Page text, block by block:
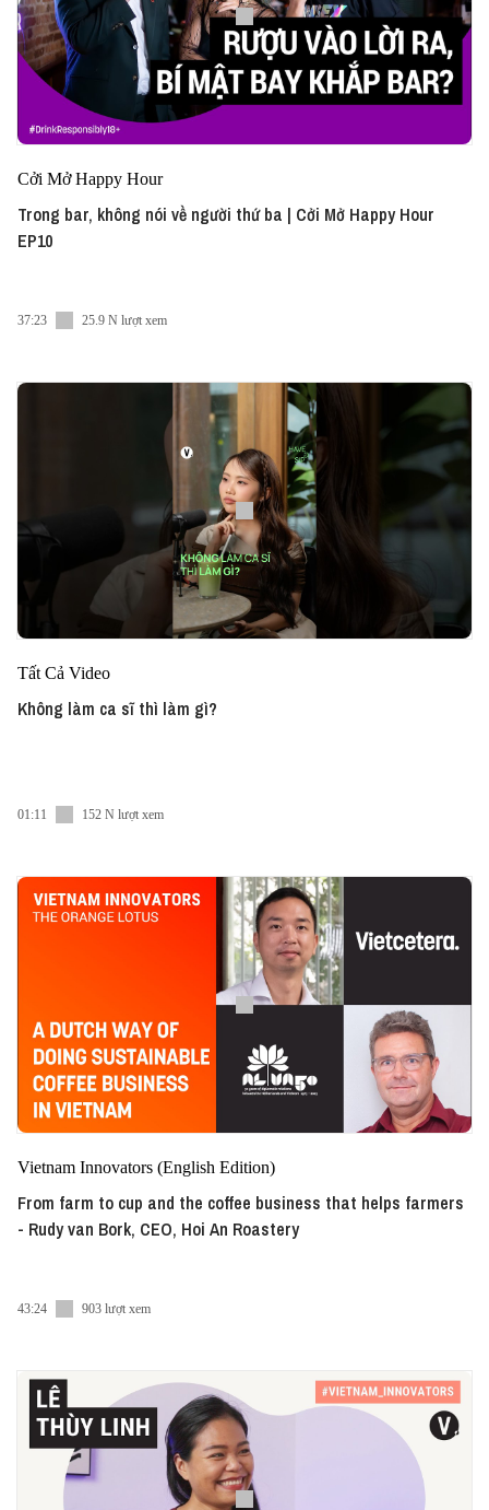
Cởi Mở Happy Hour
Trong bar, không nói về người thứ ba | Cởi Mở Happy Hour
EP10
37:23 25.9 N lượt xem
Tất Cả Video
Không làm ca sĩ thì làm gì?
01:11 152 N lượt xem
Vietnam Innovators (English Edition)
From farm to cup and the coffee business that helps farmers
- Rudy van Bork, CEO, Hoi An Roastery
43:24 903 lượt xem